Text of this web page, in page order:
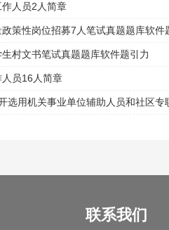
人员2人简章
策性岗位招募7人笔试真题题库软件
村文书笔试真题题库软件题引力
员16人简章
选用机关事业单位辅助人员和社区
联系我们